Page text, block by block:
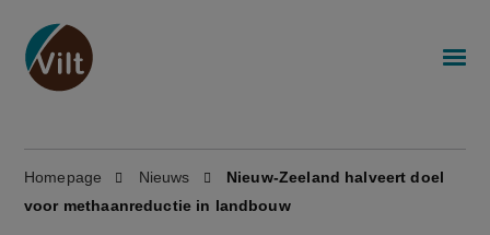
Homepage Nieuws
Nieuw-Zeeland halveert doel
voor methaanreductie in landbouw